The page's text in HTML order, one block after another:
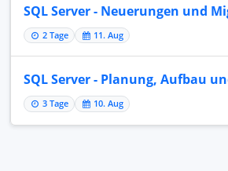
SQL Server - Neuerungen und
2 Tage 11. Aug
SQL Server - Planung, Aufbau
3 Tage 10. Aug